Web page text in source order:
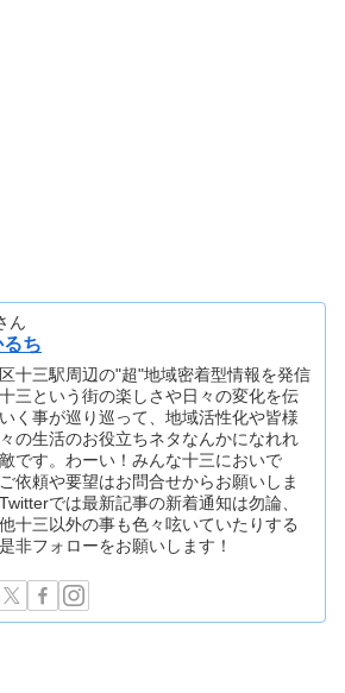
ん
ち
十三駅周辺の"超"地域密着型情報を発信
三という街の楽しさや日々の変化を伝
く事が巡り巡って、地域活性化や皆様
の生活のお役立ちネタなんかになれれ
です。わーい！みんな十三においで
依頼や要望はお問合せからお願いしま
では最新記事の新着通知は勿論、
十三以外の事も色々呟いていたりする
非フォローをお願いします！